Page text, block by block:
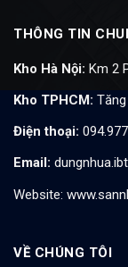
THÔNG TIN
Kho Hà Nội: Km 2
Kho TPHCM:
Điện thoại:
Email:
Website:
VỀ CHÚNG TÔI